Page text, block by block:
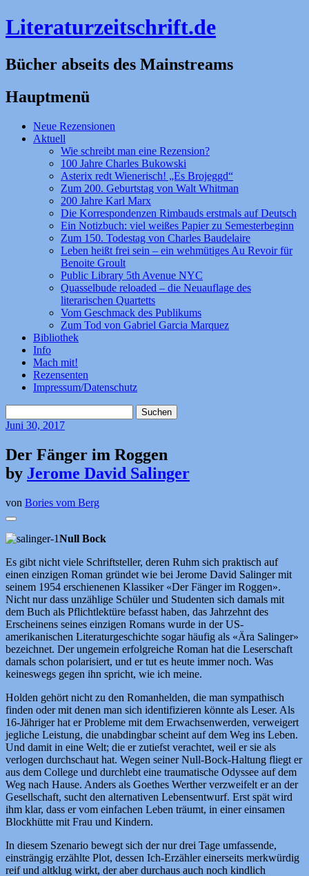
Literaturzeitschrift.de
Bücher abseits des Mainstreams
Hauptmenü
Zum
Inhalt
Neue Rezensionen
Aktuell
Wie schreibt man eine Rezension?
100 Jahre Charles Bukowski
Asterix redt Wienerisch! „Es Brojeggd“
Zum 200. Geburtstag von Walt Whitman
200 Jahre Karl Marx
Die Korrespondenzen Rimbauds erstmals auf Deutsch
Ein Notizbuch: viel weißes Papier zu Semesterbeginn
Zum 150. Todestag von Charles Baudelaire
Leben heißt frei sein – ein wehmütiges Au Revoir für
Benoite Groult
Public Library 5th Avenue NYC
Quasselbude reloaded – die Neuauflage des
literarischen Quartetts
Vom Geschmack des Publikums
Zum Tod von Gabriel Garcia Marquez
Bibliothek
Info
Mach mit!
Rezensenten
Impressum/Datenschutz
nach:
Juni 30, 2017
Der Fänger im Roggen
by Jerome David Salinger
von Bories vom Berg
Null Bock
Es gibt nicht viele Schriftsteller, deren Ruhm sich praktisch auf
einen einzigen Roman gründet wie bei Jerome David Salinger mit
seinem 1954 erschienenen Klassiker «Der Fänger im Roggen».
Nicht nur dass unzählige Schüler und Studenten sich damals mit
dem Buch als Pflichtlektüre befasst haben, das Jahrzehnt des
Erscheinens seines einzigen Romans wurde in der US-
amerikanischen Literaturgeschichte sogar häufig als «Ära Salinger»
bezeichnet. Der ungemein erfolgreiche Roman hat die Leserschaft
damals schon polarisiert, und er tut es heute immer noch. Was
keineswegs gegen ihn spricht, wie ich meine.
Holden gehört nicht zu den Romanhelden, die man sympathisch
finden oder mit denen man sich identifizieren könnte als Leser. Als
16-Jähriger hat er Probleme mit dem Erwachsenwerden, verweigert
jegliche Leistung, die unabdingbar scheint auf dem Weg ins Leben.
Und damit in eine Welt; die er zutiefst verachtet, weil er sie als
verlogen durchschaut hat. Wegen seiner Null-Bock-Haltung fliegt er
aus dem College und durchlebt eine traumatische Odyssee auf dem
Weg nach Hause. Anders als Goethes Werther verzweifelt er an der
Gesellschaft, sucht den alternativen Lebensentwurf. Erst spät wird
ihm klar, dass er vom einfachen Leben träumt, in einer einsamen
Blockhütte mit Frau und Kindern.
In diesem Szenario bewegt sich der nur drei Tage umfassende,
einsträngig erzählte Plot, dessen Ich-Erzähler einerseits merkwürdig
reif und altklug wirkt, der aber durchaus auch noch kindlich